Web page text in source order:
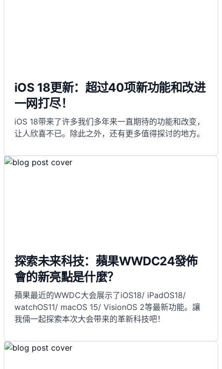
iOS 18更新：超过40项新功能和改进
一网打尽！
iOS 18带来了许多我们多年来一直期待的功能和改变，
让人欣喜不已。除此之外，还有更多值得探讨的地方。
探索未来科技：蘋果WWDC24發佈
會的新亮點是什麼？
蘋果最近的WWDC大会展示了iOS18/ iPadOS18/
watchOS11/ macOS 15/ VisionOS 2等最新功能。讓
我倆一起探索本次大会带来的革新科技吧！